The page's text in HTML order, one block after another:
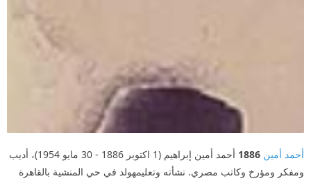
أحمد أمين 1886
أحمد أمين إبراهيم (1 اكتوبر 1886 - 30 مايو 1954)، أديب
ومفكر ومؤرخ وكاتب مصري. نشأته وتعليمهولد في حي المنشية بالقاهرة